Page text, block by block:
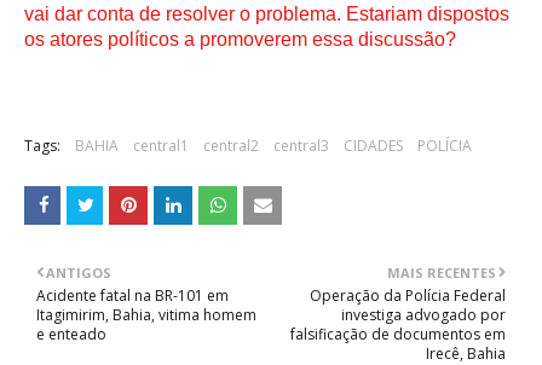
vai dar conta de resolver o problema. Estariam dispostos
os atores políticos a promoverem essa discussão?
Tags: BAHIA central1 central2 central3 CIDADES POLÍCIA
MAIS RECENTES
Operação da Polícia Federal
investiga advogado por
falsificação de documentos em
Irecê, Bahia
ANTIGOS
Acidente fatal na BR-101 em
Itagimirim, Bahia, vitima homem
e enteado